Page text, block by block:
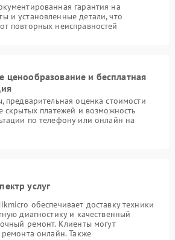
гарантия на
и установленные детали, что
повторных неисправностей
ценообразование и бесплатная
предварительная оценка стоимости
скрытых платежей и возможность
по телефону или онлайн на
услуг
обеспечивает доставку техники
диагностику и качественный
ремонт. Клиенты могут
ремонта онлайн. Также